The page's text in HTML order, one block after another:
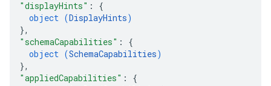
"displayHints" : {
object (DisplayHints)
},
"schemaCapabilities" : {
object (SchemaCapabilities)
},
"appliedCapabilities" : {